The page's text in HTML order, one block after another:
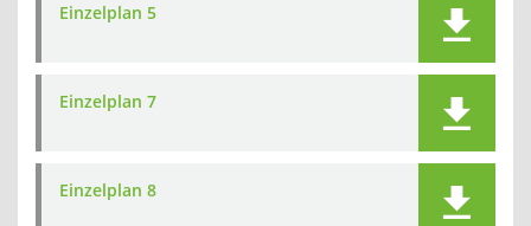
Einzelplan 5
Einzelplan 7
Einzelplan 8